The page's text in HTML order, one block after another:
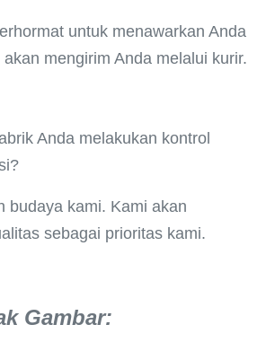
untuk menawarkan Anda
mengirim Anda melalui kurir.
Anda melakukan kontrol
budaya kami. Kami akan
sebagai prioritas kami.
Gambar: